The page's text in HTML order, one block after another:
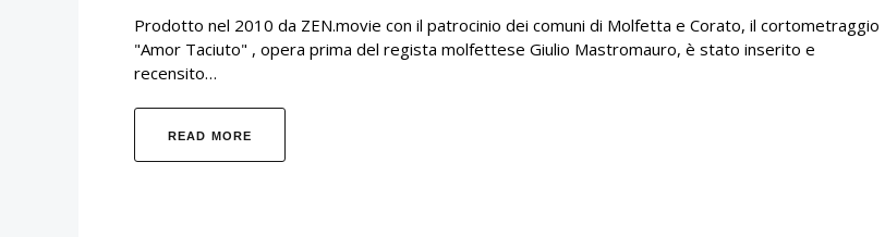
Prodotto nel 2010 da ZEN.movie con il patrocinio dei comuni di Molfetta e Corato, il cortometraggio
"Amor Taciuto" , opera prima del regista molfettese Giulio Mastromauro, è stato inserito e
recensito…
READ MORE